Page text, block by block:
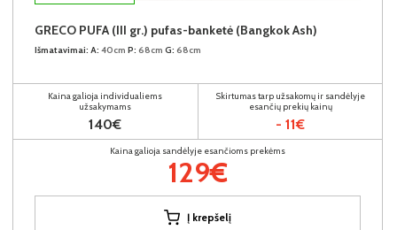
GRECO PUFA (III gr.) pufas-banketė (Bangkok Ash)
Išmatavimai: A: 40cm P: 68cm G: 68cm
Kaina galioja individualiems
užsakymams
140€
Skirtumas tarp užsakomų ir sandėlyje
esančių prekių kainų
- 11€
Kaina galioja sandėlyje esančioms prekėms
129€
Į krepšelį